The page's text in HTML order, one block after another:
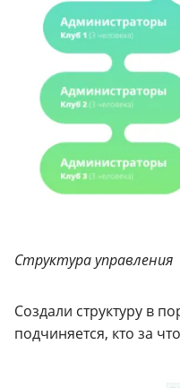
Структура управления
Создали структуру в
подчиняется, кто за